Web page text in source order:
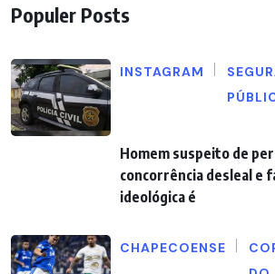
Populer Posts
INSTAGRAM
Homem suspeito de
concorrência desleal e
ideológica é
CHAPECOENSE